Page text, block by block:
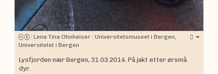
| Lena Tina Ohnheiser | Universitetsmuseet i Bergen,
Universitetet i Bergen
Lysfjorden nær Bergen, 31.03.2014. På jakt etter ørsmå
dyr.